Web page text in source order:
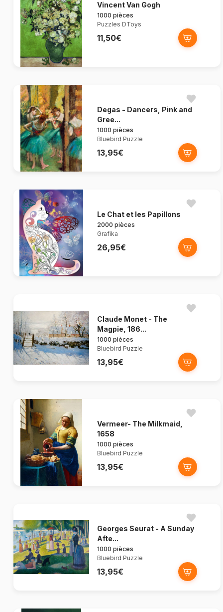
Vincent Van Gogh
1000 pièces
Puzzles DToys
11,50€
Degas - Dancers, Pink and
Gree...
1000 pièces
Bluebird Puzzle
13,95€
Le Chat et les Papillons
2000 pièces
Grafika
26,95€
Claude Monet - The
Magpie, 186...
1000 pièces
Bluebird Puzzle
13,95€
Vermeer- The Milkmaid,
1658
1000 pièces
Bluebird Puzzle
13,95€
Georges Seurat - A Sunday
Afte...
1000 pièces
Bluebird Puzzle
13,95€